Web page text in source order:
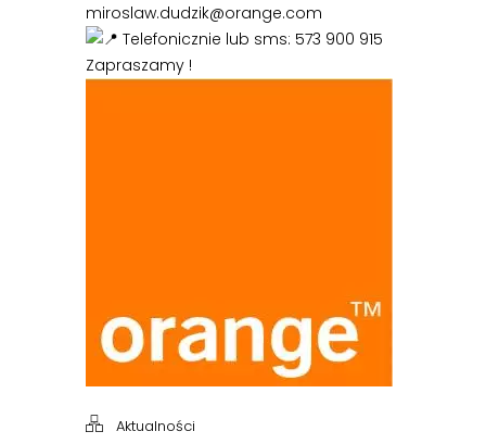
miroslaw.dudzik@orange.com
Telefonicznie lub sms: 573 900 915
Zapraszamy !
Aktualności